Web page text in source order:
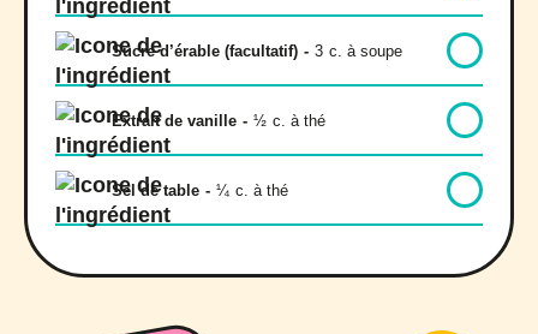
Sucre d’érable (facultatif) - 3 c. à soupe
Extrait de vanille - ½ c. à thé
Sel de table - ¼ c. à thé